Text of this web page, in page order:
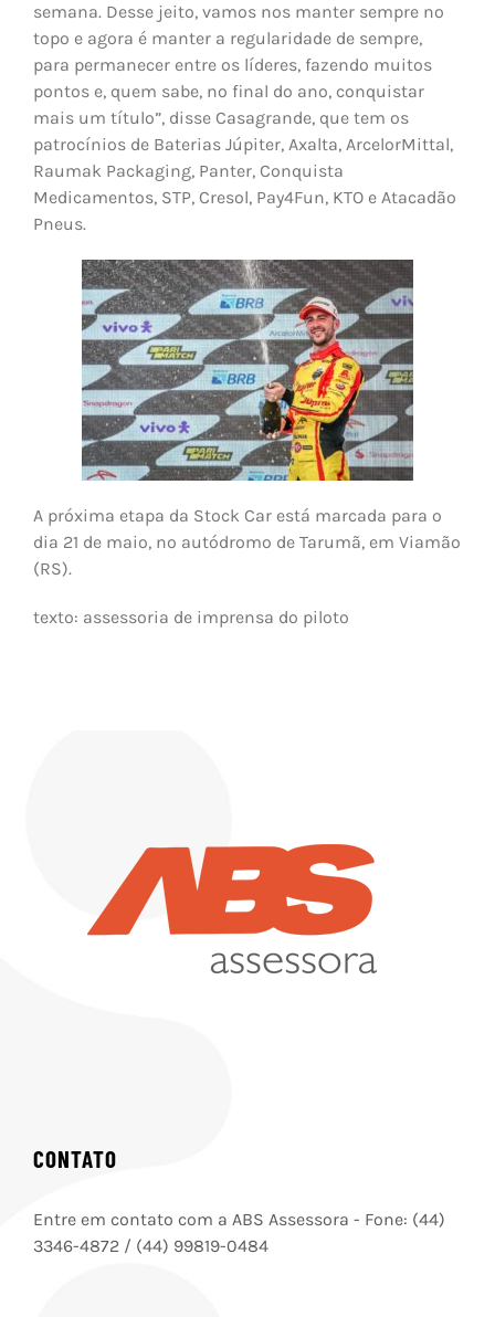
semana. Desse jeito, vamos nos manter sempre no
topo e agora é manter a regularidade de sempre,
para permanecer entre os líderes, fazendo muitos
pontos e, quem sabe, no final do ano, conquistar
mais um título”, disse Casagrande, que tem os
patrocínios de Baterias Júpiter, Axalta, ArcelorMittal,
Raumak Packaging, Panter, Conquista
Medicamentos, STP, Cresol, Pay4Fun, KTO e Atacadão
Pneus.
A próxima etapa da Stock Car está marcada para o
dia 21 de maio, no autódromo de Tarumã, em Viamão
(RS).
texto: assessoria de imprensa do piloto
CONTATO
Entre em contato com a ABS Assessora - Fone: (44)
3346-4872 / (44) 99819-0484